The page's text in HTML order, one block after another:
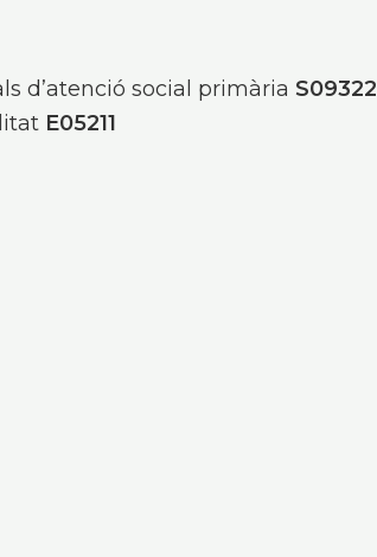
d’atenció social primària S09322
E05211